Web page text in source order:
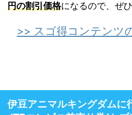
円の割引価格になるので、ぜ
>> スゴ得コンテンツ
伊豆アニマルキングダムに